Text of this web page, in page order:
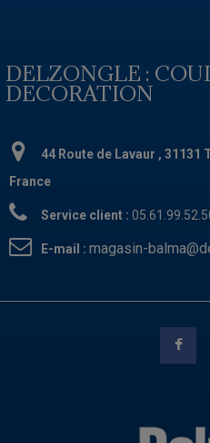
DELZONGLE :
DECORATION
44 Route de Lavaur , 31131
France
Service client :
E-mail : magasin-